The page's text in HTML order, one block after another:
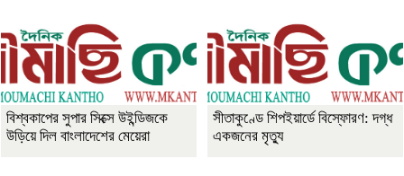
বিশ্বকাপের সুপার সিক্সে উইন্ডিজকে
উড়িয়ে দিল বাংলাদেশের মেয়েরা
সীতাকুণ্ডে শিপইয়ার্ডে বিস্ফোরণ: দগ্ধ
একজনের মৃত্যু